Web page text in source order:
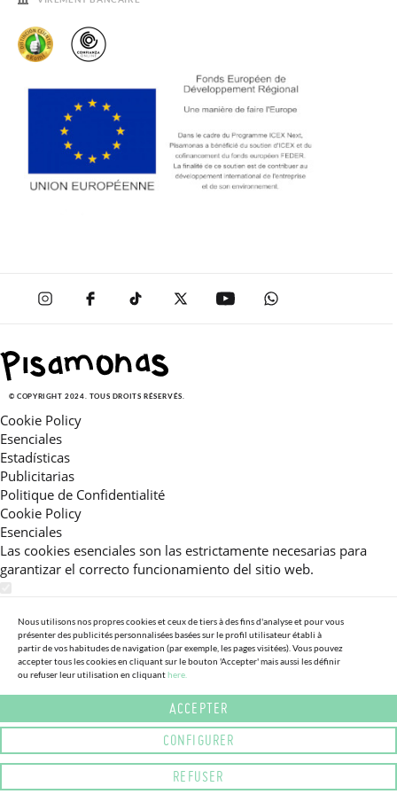
SOLDES
© COPYRIGHT 2024. TOUS DROITS RÉSERVÉS.
Cookie Policy
Esenciales
Estadísticas
Publicitarias
Politique de Confidentialité
Cookie Policy
Esenciales
Las cookies esenciales son las estrictamente necesarias para
garantizar el correcto funcionamiento del sitio web.
Estas cookies nos permiten ofrecerle una experiencia en el sitio
adaptada a su navegación (recomendaciones de producto
personalizadas, énfasis en categorías frecuentemente
consultadas, etc).Al activar esta cookie, nos ayuda a mejorar aún
más su experiencia.
Publicitarias
Estas cookies permiten a nuestros socios publicitarios enviarle
mensajes específicos y personalizados.
Nous utilisons nos propres cookies et ceux de tiers à des fins d'analyse et pour vous
présenter des publicités personnalisées basées sur le profil utilisateur établi à
partir de vos habitudes de navigation (par exemple, les pages visitées). Vous pouvez
accepter tous les cookies en cliquant sur le bouton 'Accepter' mais aussi les définir
ou refuser leur utilisation en cliquanthere.
ACCEPTER
CONFIGURER
REFUSER